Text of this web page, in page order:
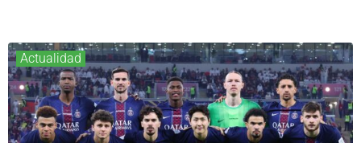
Actualidad